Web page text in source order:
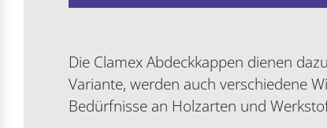
Die Clamex Abdeckkappen dienen
Variante, werden auch verschiedene
Bedürfnisse an Holzarten und